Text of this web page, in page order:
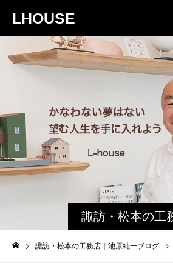
LHOUSE
諏訪・松本の工
の社長ブログ｜
諏訪・松本の工務店｜池原純一ブログ